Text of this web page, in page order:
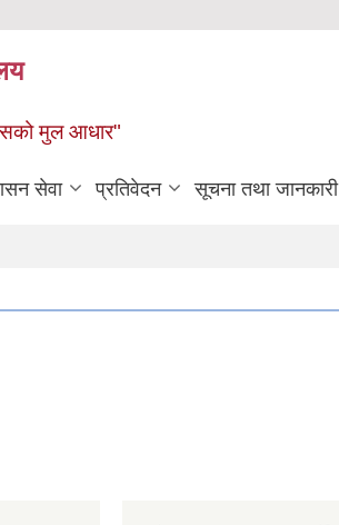
मुल आधार"
सेवा प्रतिवेदन सूचना तथा जानकारी